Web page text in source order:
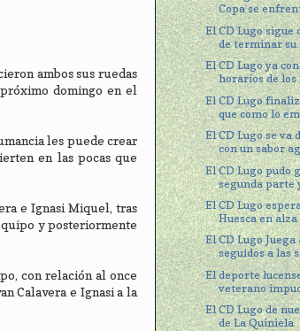
ambos sus ruedas
domingo en el
les puede crear
en las pocas que
e Ignasi Miquel, tras
y posteriormente
con relación al once
Calavera e Ignasi a la
Copa se
El CD Lugo sigue
de terminar su
El CD Lugo ya
horarios de
El CD Lugo
que como lo
El CD Lugo se va
con un sabor
El CD Lugo pudo
segunda parte
El CD Lugo
Huesca en alza
El CD Lugo
seguidos a las
El deporte
veterano
El CD Lugo de
de La Quiniela